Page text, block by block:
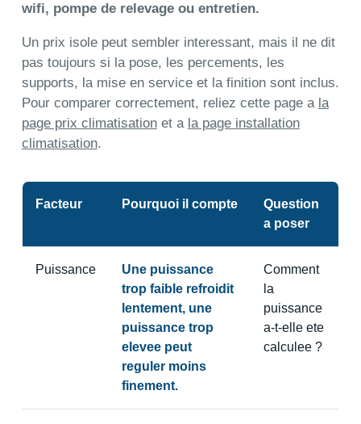
wifi, pompe de relevage ou entretien.
Un prix isole peut sembler interessant, mais il ne dit
pas toujours si la pose, les percements, les
supports, la mise en service et la finition sont inclus.
Pour comparer correctement, reliez cette page a la
page prix climatisationet a la page installation
climatisation.
Facteur Pourquoi il compte
Question
a poser
Puissance
Une puissance
trop faible refroidit
lentement, une
puissance trop
elevee peut
reguler moins
finement.
Comment
la
puissance
a-t-elle ete
calculee ?